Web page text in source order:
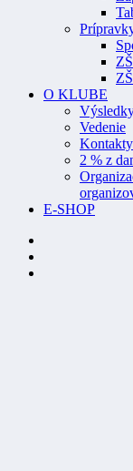
O KLUBE
Vedenie
Kontakty
2 % z
E-SHOP